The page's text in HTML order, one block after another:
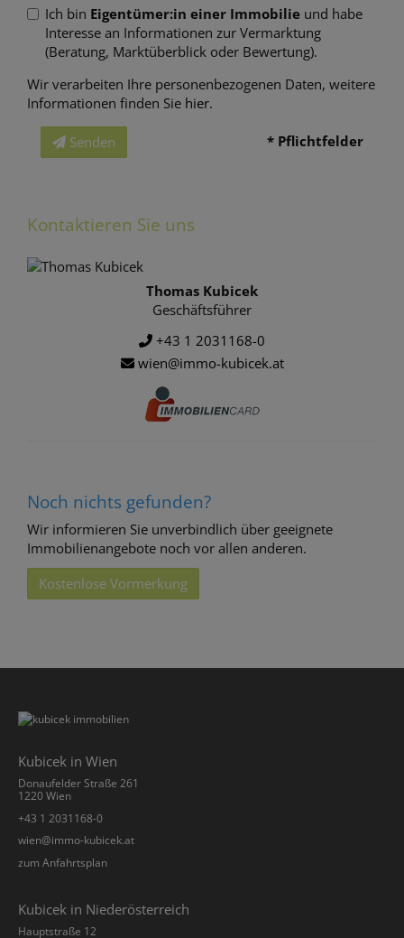
Ich bin Eigentümer:in einer Immobilie und habe
Interesse an Informationen zur Vermarktung
(Beratung, Marktüberblick oder Bewertung).
Wir verarbeiten Ihre personenbezogenen Daten, weitere
Informationen finden Sie hier.
Senden * Pflichtfelder
Kontaktieren Sie uns
Thomas Kubicek
Geschäftsführer
+43 1 2031168-0
wien@immo-kubicek.at
Noch nichts gefunden?
Wir informieren Sie unverbindlich über geeignete
Immobilienangebote noch vor allen anderen.
Kostenlose Vormerkung
Kubicek in Wien
Donaufelder Straße 261
1220 Wien
+43 1 2031168-0
­wien@immo-kubicek.at
zum Anfahrtsplan
Kubicek in Niederösterreich
Hauptstraße 12